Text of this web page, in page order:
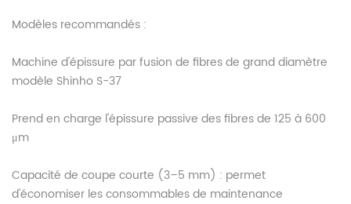
Modèles recommandés :
Machine d'épissure par fusion de fibres de grand diamètre
modèle Shinho S-37
Prend en charge l'épissure passive des fibres de 125 à 600
μm
Capacité de coupe courte (3–5 mm) : permet
d'économiser les consommables de maintenance